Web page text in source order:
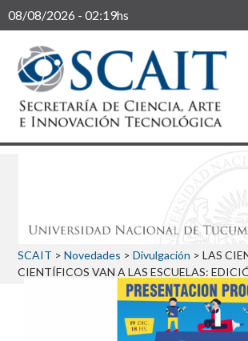
08/08/2026 - 02:19hs
Buscar
SCAIT > Novedades > Divulgación > LAS
CIENTÍFICOS VAN A LAS ESCUELAS: